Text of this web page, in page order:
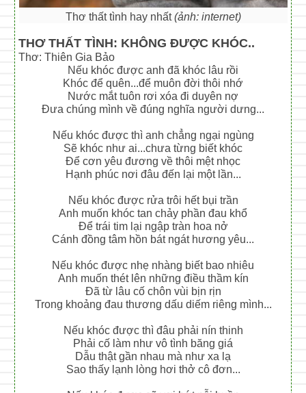
Thơ thất tình hay nhất(ảnh: internet)
THƠ THẤT TÌNH: KHÔNG ĐƯỢC KHÓC..
Thơ: Thiên Gia Bảo
Nếu khóc được anh đã khóc lâu rồi
Khóc để quên...để muôn đời thôi nhớ
Nước mắt tuôn rơi xóa đi duyên nợ
Đưa chúng mình về đúng nghĩa người dưng...
Nếu khóc được thì anh chẳng ngại ngùng
Sẽ khóc như ai...chưa từng biết khóc
Để cơn yêu đương về thôi mệt nhọc
Hạnh phúc nơi đâu đến lại một lần...
Nếu khóc được rửa trôi hết bụi trần
Anh muốn khóc tan chảy phần đau khổ
Để trái tim lại ngập tràn hoa nở
Cánh đồng tâm hồn bát ngát hương yêu...
Nếu khóc được nhẹ nhàng biết bao nhiêu
Anh muốn thét lên những điều thầm kín
Đã từ lâu cố chôn vùi bịn rịn
Trong khoảng đau thương dấu diếm riêng mình...
Nếu khóc được thì đâu phải nín thinh
Phải cố làm như vô tình băng giá
Dẫu thật gần nhau mà như xa lạ
Sao thấy lạnh lòng hơi thở cô đơn...